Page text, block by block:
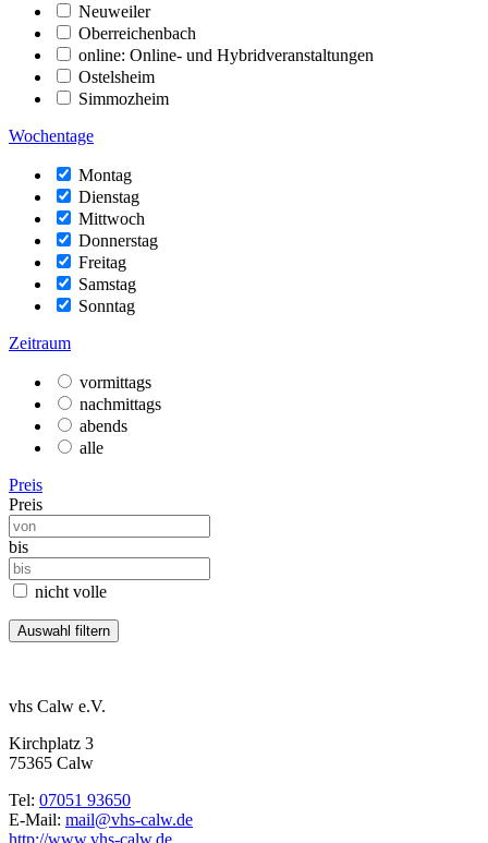
Neuweiler
Oberreichenbach
online: Online- und Hybridveranstaltungen
Ostelsheim
Simmozheim
Wochentage
Montag
Dienstag
Mittwoch
Donnerstag
Freitag
Samstag
Sonntag
Zeitraum
vormittags
nachmittags
abends
alle
Preis
Preis
bis
nicht volle
vhs Calw e.V.
Kirchplatz 3
75365 Calw
Tel: 07051 93650
E-Mail: mail@vhs-calw.de
http://www.vhs-calw.de